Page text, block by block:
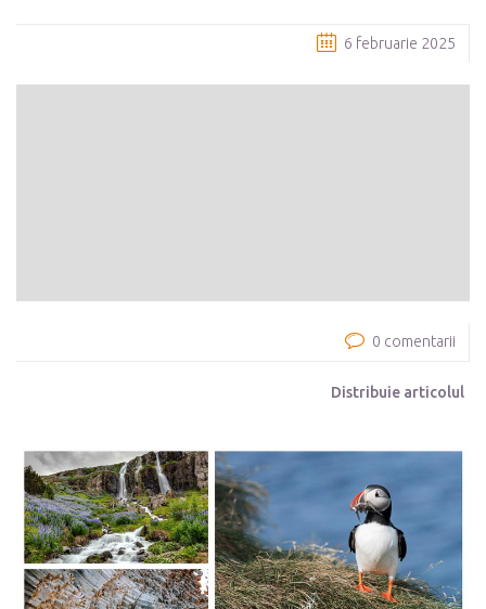
6 februarie 2025
0 comentarii
Distribuie articolul